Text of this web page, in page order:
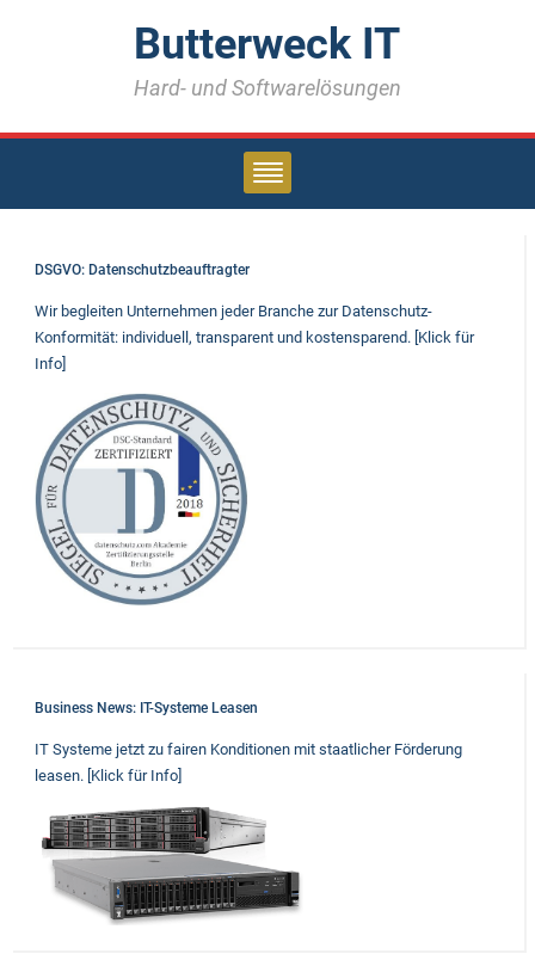
Butterweck IT
Hard- und Softwarelösungen
DSGVO: Datenschutzbeauftragter
Wir begleiten Unternehmen jeder Branche zur Datenschutz-
Konformität: individuell, transparent und kostensparend. [Klick für
Info]
Business News: IT-Systeme Leasen
IT Systeme jetzt zu fairen Konditionen mit staatlicher Förderung
leasen. [Klick für Info]